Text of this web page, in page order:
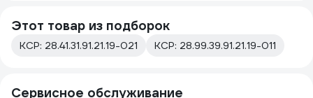
Этот товар из подборок
КСР: 28.41.31.91.21.19-021 КСР: 28.99.39.91.21.19-011
Сервисное обслуживание